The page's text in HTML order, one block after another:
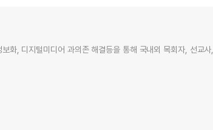
화, 디지털미디어 과의존 해결등을 통해 국내외 목회자, 선교